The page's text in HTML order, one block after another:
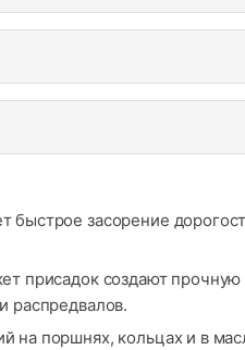
быстрое засорение
присадок создают
распредвалов.
на поршнях, кольцах и в